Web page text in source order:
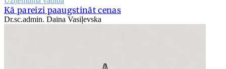
Kā pareizi paaugstināt cenas
Dr.sc.admin. Daina Vasiļevska